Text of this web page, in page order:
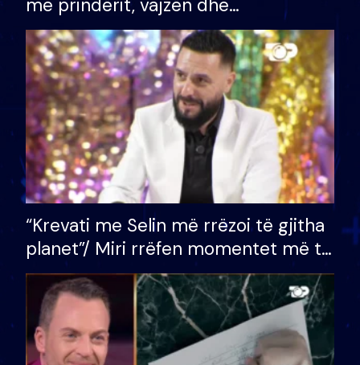
me prindërit, vajzën dhe
bashkëshorten: S’kemi ndonjë letër
divorci apo jo?
“Krevati me Selin më rrëzoi të gjitha
planet”/ Miri rrëfen momentet më të
bukura në shtëpinë e BB VIP: Do më
mungojë zilja e mëngjesit kur…